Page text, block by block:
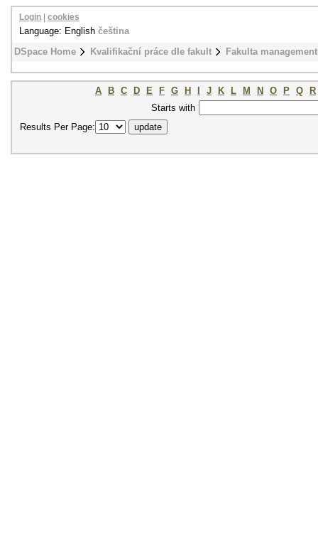
DSpace Home Kvalifikační práce dle fakult Fakulta
Login cookies
Language: English čeština
A B C D E F G H J K L M N O P Q
R
Starts with
Results Per Page: